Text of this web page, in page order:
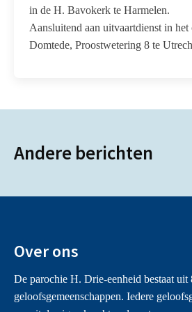
in de H. Bavokerk te Harmelen.
Aansluitend aan uitvaartdienst in het
Domtede, Proostwetering 8 te
Andere berichten
Over ons
De parochie H. Drie-eenheid bestaat uit
geloofsgemeenschappen. Iedere